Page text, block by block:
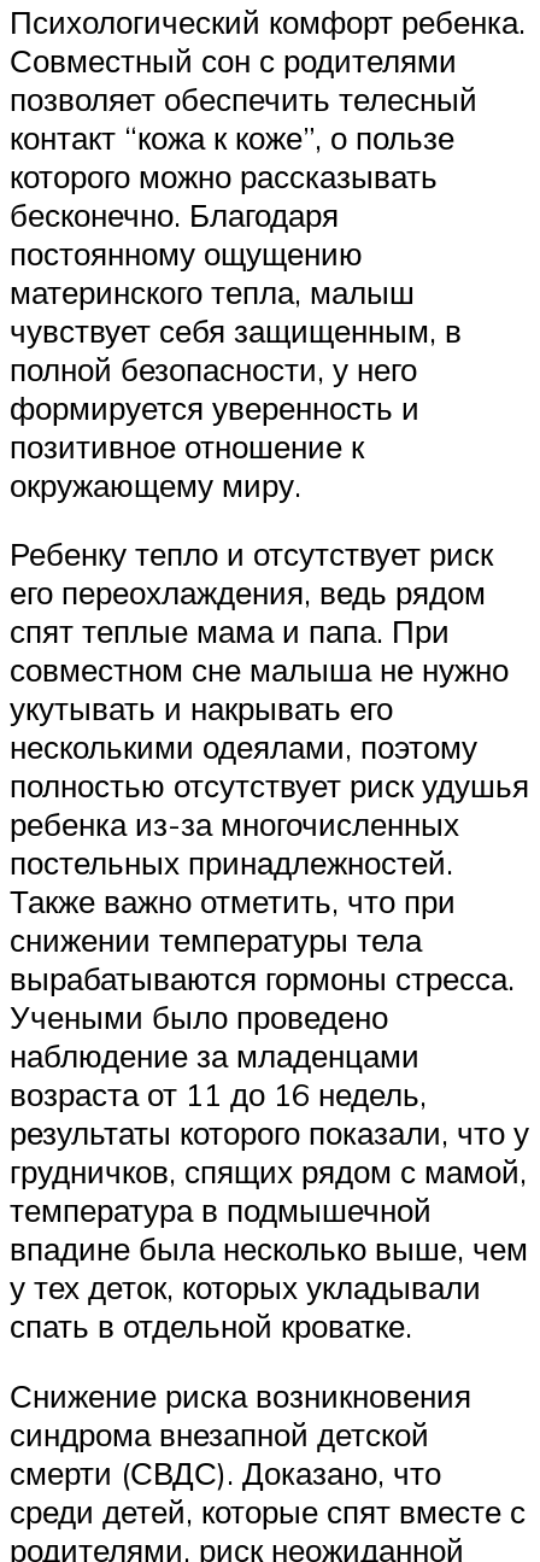
Психологический комфорт ребенка.
Совместный сон с родителями
позволяет обеспечить телесный
контакт “кожа к коже”, о пользе
которого можно рассказывать
бесконечно. Благодаря
постоянному ощущению
материнского тепла, малыш
чувствует себя защищенным, в
полной безопасности, у него
формируется уверенность и
позитивное отношение к
окружающему миру.
Ребенку тепло и отсутствует риск
его переохлаждения, ведь рядом
спят теплые мама и папа. При
совместном сне малыша не нужно
укутывать и накрывать его
несколькими одеялами, поэтому
полностью отсутствует риск удушья
ребенка из-за многочисленных
постельных принадлежностей.
Также важно отметить, что при
снижении температуры тела
вырабатываются гормоны стресса.
Учеными было проведено
наблюдение за младенцами
возраста от 11 до 16 недель,
результаты которого показали, что у
грудничков, спящих рядом с мамой,
температура в подмышечной
впадине была несколько выше, чем
у тех деток, которых укладывали
спать в отдельной кроватке.
Снижение риска возникновения
синдрома внезапной детской
смерти (СВДС). Доказано, что
среди детей, которые спят вместе с
родителями, риск неожиданной